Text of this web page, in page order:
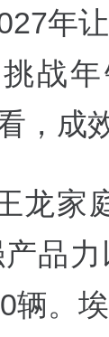
年
战
，成
龙家
品
辆。